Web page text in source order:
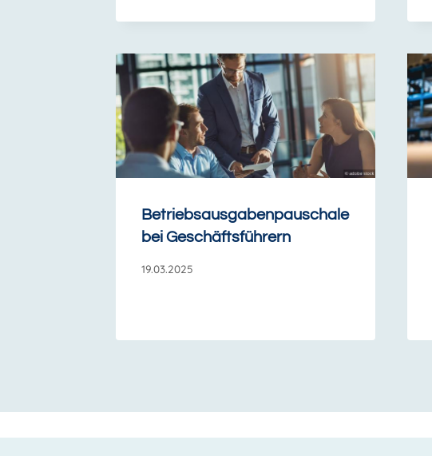
Betriebsausgabenpauschale
bei Geschäftsführern
19.03.2025